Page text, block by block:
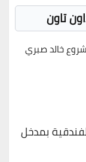
تاون
خالد صبري
بمدخل